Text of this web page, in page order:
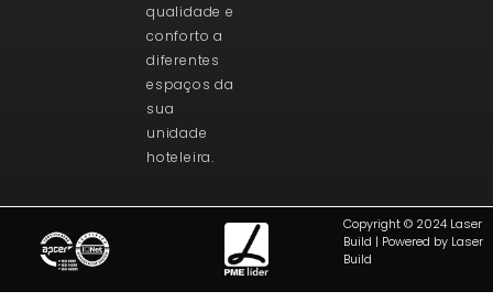
qualidade e
conforto a
diferentes
espaços da
sua
unidade
hoteleira.
Copyright © 2024 Laser
Build | Powered by Laser
Build